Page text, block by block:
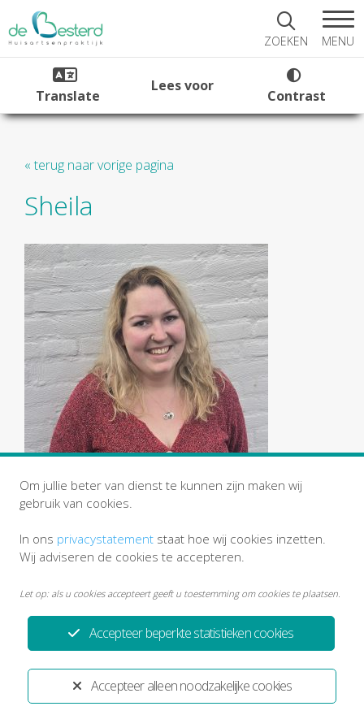
ZOEKEN MENU
Translate
Lees voor
Contrast
« terug naar vorige pagina
Sheila
Privacystatement Disclaimer
Ontwikkeld door:Yardzorgsites.nl
Accepteer alleen noodzakelijke cookies
Accepteer beperkte statistieken cookies
Om jullie beter van dienst te kunnen zijn maken wij
gebruik van cookies.
In ons privacystatement staat hoe wij cookies inzetten.
Wij adviseren de cookies te accepteren.
Let op: als u cookies accepteert geeft u toestemming om cookies te plaatsen.